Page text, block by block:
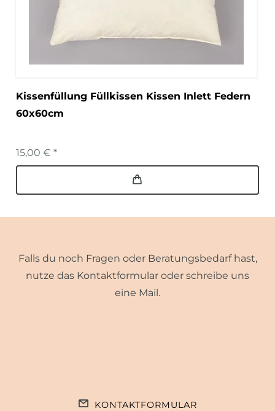
Kissenfüllung Füllkissen Kissen Inlett Federn
60x60cm
15,00 € *
Falls du noch Fragen oder Beratungsbedarf hast,
nutze das Kontaktformular oder schreibe uns
eine Mail.
KONTAKTFORMULAR